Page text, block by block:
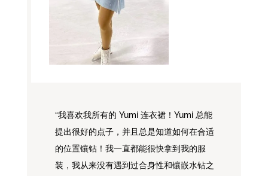
“我喜欢我所有的 Yumi 连衣裙！Yumi 总能
提出很好的点子，并且总是知道如何在合适
的位置镶钻！我一直都能很快拿到我的服
装，我从来没有遇到过合身性和镶嵌水钻之